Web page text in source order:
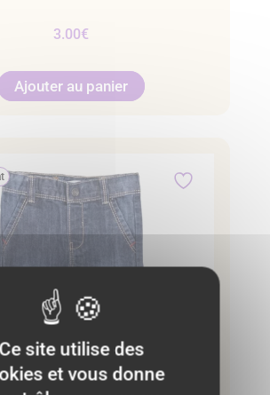
3.00€
Ajouter au panier
Ce site utilise des
et vous donne